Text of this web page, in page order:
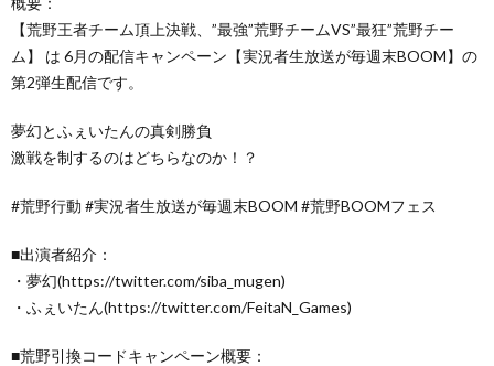
【荒野王者チーム頂上決戦、”最強”荒野チームVS”最狂”荒野チー
ム】 は 6月の配信キャンペーン【実況者生放送が毎週末BOOM】の
第2弾生配信です。
夢幻とふぇいたんの真剣勝負
激戦を制するのはどちらなのか！？
#荒野行動 #実況者生放送が毎週末BOOM #荒野BOOMフェス
■出演者紹介：
・夢幻(https://twitter.com/siba_mugen)
・ふぇいたん(https://twitter.com/FeitaN_Games)
■荒野引換コードキャンペーン概要：